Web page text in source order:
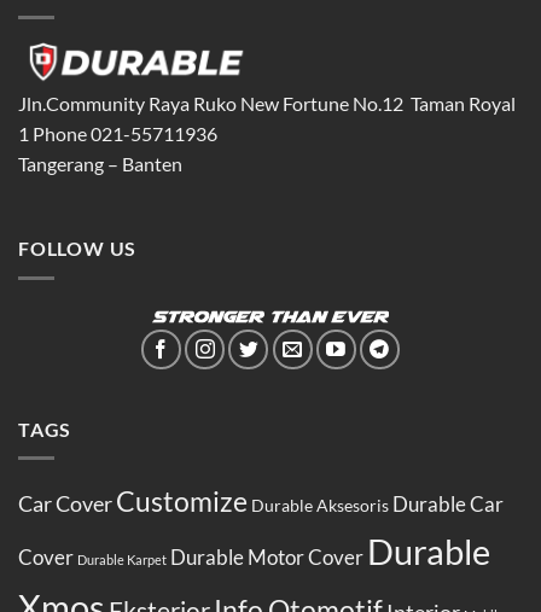
Jln.Community Raya Ruko New Fortune No.12 Taman Royal
1 Phone 021-55711936
Tangerang – Banten
FOLLOW US
TAGS
Car CoverCustomize Durable Aksesoris Durable Car
Cover Durable Karpet Durable Motor Cover Durable